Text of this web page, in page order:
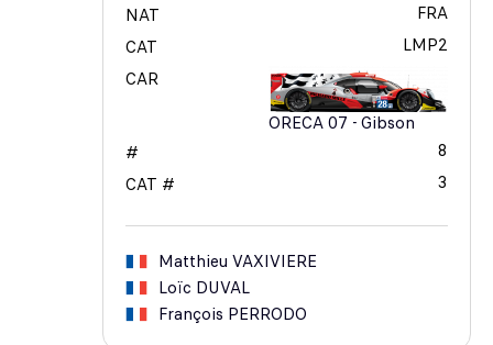
NAT
FRA
CAT
LMP2
CAR
ORECA 07 - Gibson
#
8
CAT #
3
Matthieu VAXIVIERE
Loïc DUVAL
François PERRODO